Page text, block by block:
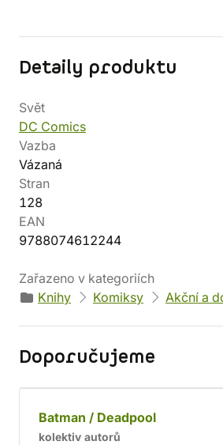
Detaily produktu
Svět
DC Comics
Vazba
Vázaná
Stran
128
EAN
9788074612244
Zařazeno v kategoriích
Knihy
Komiksy Akční a
Doporučujeme
Batman / Deadpool
kolektiv autorů